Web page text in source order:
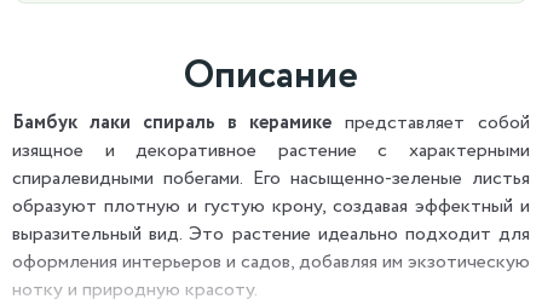
Описание
Бамбук лаки спираль в керамике представляет собой
изящное и декоративное растение с характерными
спиралевидными побегами. Его насыщенно-зеленые листья
образуют плотную и густую крону, создавая эффектный и
выразительный вид. Это растение идеально подходит для
оформления интерьеров и садов, добавляя им экзотическую
нотку и природную красоту.